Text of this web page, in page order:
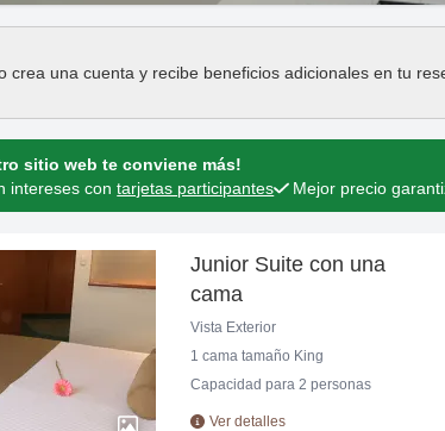
crea una cuenta y recibe beneficios adicionales en tu
sitio web te conviene más!
intereses contarjetas participantes Mejor precio
Junior Suite con una
cama
Vista Exterior
1 cama tamaño King
Capacidad para 2 personas
Ver detalles